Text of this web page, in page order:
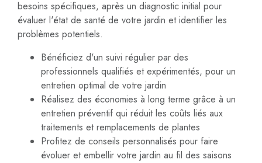
besoins spécifiques, après un diagnostic initial pour
évaluer l'état de santé de votre jardin et identifier les
problèmes potentiels.
Bénéficiez d'un suivi régulier par des
professionnels qualifiés et expérimentés, pour un
entretien optimal de votre jardin
Réalisez des économies à long terme grâce à un
entretien préventif qui réduit les coûts liés aux
traitements et remplacements de plantes
Profitez de conseils personnalisés pour faire
évoluer et embellir votre jardin au fil des saisons